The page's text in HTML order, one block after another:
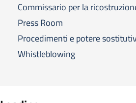
Commissario per la
Press Room
Procedimenti e potere
Whistleblowing